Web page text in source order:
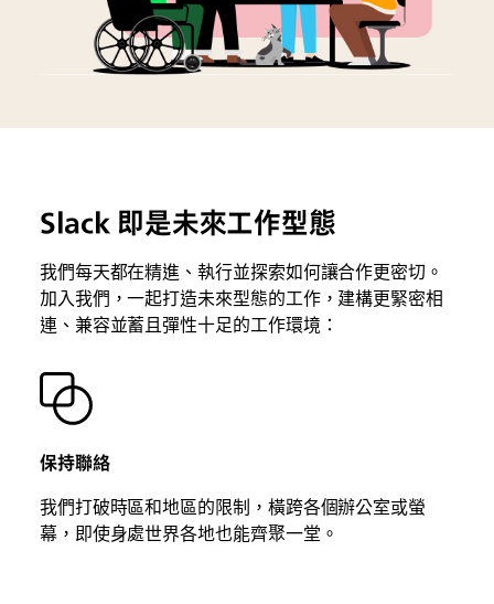
Slack 即是未來工作型態
我們每天都在精進、執行並探索如何讓合作更密切。
加入我們，一起打造未來型態的工作，建構更緊密相
連、兼容並蓄且彈性十足的工作環境：
保持聯絡
我們打破時區和地區的限制，橫跨各個辦公室或螢
幕，即使身處世界各地也能齊聚一堂。